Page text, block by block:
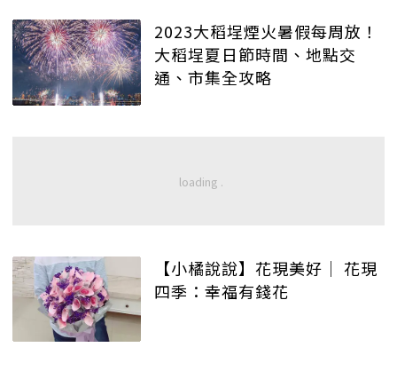
2023大稻埕煙火暑假每周放！
大稻埕夏日節時間、地點交
通、市集全攻略
【小橘說說】花現美好│ 花現
四季：幸福有錢花